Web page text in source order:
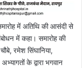
में अतिथि की आसंदी से
में कहा। समारोह की
रमेश सिंघानिया,
के द्वारा भगवान